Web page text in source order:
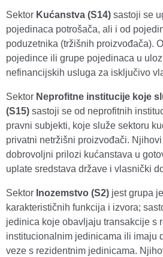
Sektor Kućanstva (S14) sastoji se
pojedinaca potrošača, ali i od
poduzetnika (tržišnih proizvođača).
pojedince ili grupe pojedinaca u
nefinancijskih usluga za isključivo
Sektor Neprofitne institucije koje
(S15) sastoji se od neprofitnih
pravni subjekti, koje služe sektoru
privatni netržišni proizvođači.
dobrovoljni prilozi kućanstava u
uplate sredstava države i vlasnički
Sektor Inozemstvo (S2) jest grupa
karakterističnih funkcija i izvora;
jedinica koje obavljaju transakcije s
institucionalnim jedinicama ili imaju
veze s rezidentnim jedinicama.